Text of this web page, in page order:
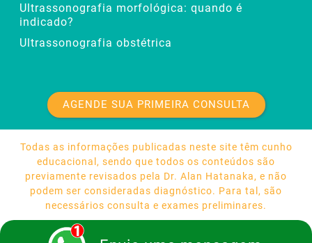
Ultrassonografia morfológica: quando é
indicado?
Ultrassonografia obstétrica
AGENDE SUA PRIMEIRA CONSULTA
Todas as informações publicadas neste site têm cunho
educacional, sendo que todos os conteúdos são
previamente revisados pela Dr. Alan Hatanaka, e não
podem ser consideradas diagnóstico. Para tal, são
necessários consulta e exames preliminares.